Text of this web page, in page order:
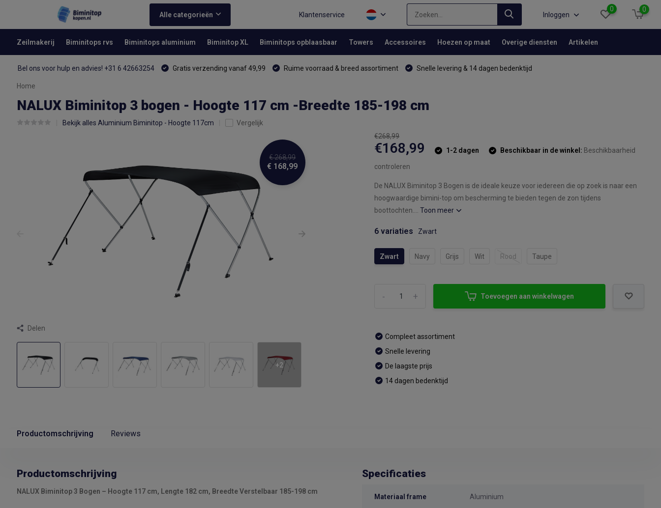
Alle categorieën Klantenservice Inloggen
0 0
Zeilmakerij Biminitops rvs Biminitops aluminium Biminitop XL Biminitops opblaasbaar Towers Accessoires Hoezen op maat Overige diensten Artikelen
Bel ons voor hulp en advies! +31 6 42663254 Gratis verzending vanaf 49,99 Ruime voorraad & breed assortiment Snelle levering & 14 dagen bedenktijd
Home
NALUX Biminitop 3 bogen - Hoogte 117 cm -Breedte 185-198 cm
Bekijk alles Aluminium Biminitop - Hoogte 117cm Vergelijk
€ 268,99
€ 168,99
Delen
+2
€268,99
€168,99 1-2 dagen Beschikbaar in de winkel: Beschikbaarheid
controleren
De NALUX Biminitop 3 Bogen is de ideale keuze voor iedereen die op zoek is naar een
hoogwaardige bimini-top om bescherming te bieden tegen de zon tijdens
boottochten....Toon meer
6 variaties Zwart
Zwart Navy Grijs Wit Rood Taupe
+
- Toevoegen aan winkelwagen
Compleet assortiment
Snelle levering
De laagste prijs
14 dagen bedenktijd
Productomschrijving Reviews
Productomschrijving
NALUX Biminitop 3 Bogen – Hoogte 117 cm, Lengte 182 cm, Breedte Verstelbaar 185-198 cm
Specificaties
Materiaal frame Aluminium